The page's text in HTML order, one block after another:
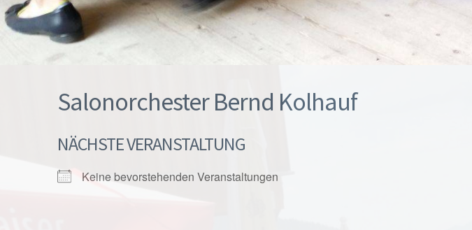
Salonorchester Bernd Kolhauf
NÄCHSTE VERANSTALTUNG
Keine bevorstehenden Veranstaltungen